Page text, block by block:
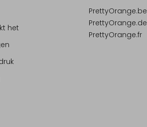
het
PrettyOrange.be
PrettyOrange.de
PrettyOrange.fr